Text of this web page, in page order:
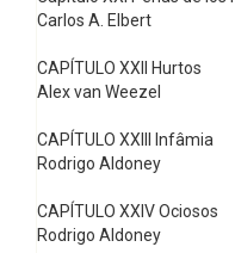
Carlos A. Elbert
CAPÍTULO XXII Hurtos
Alex van Weezel
CAPÍTULO XXIII Infâmia
Rodrigo Aldoney
CAPÍTULO XXIV Ociosos
Rodrigo Aldoney